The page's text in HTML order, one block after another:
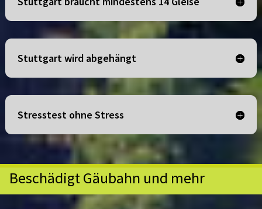
Stuttgart wird abgehängt
Stresstest ohne Stress
Beschädigt Gäubahn und mehr